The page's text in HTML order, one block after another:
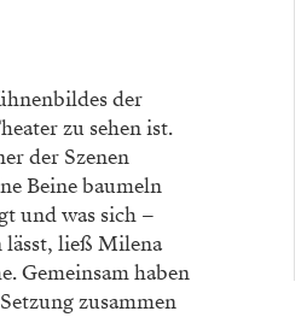
der
zu sehen ist.
der Szenen
Beine baumeln
und was sich –
lässt, ließ Milena
Gemeinsam haben
zusammen